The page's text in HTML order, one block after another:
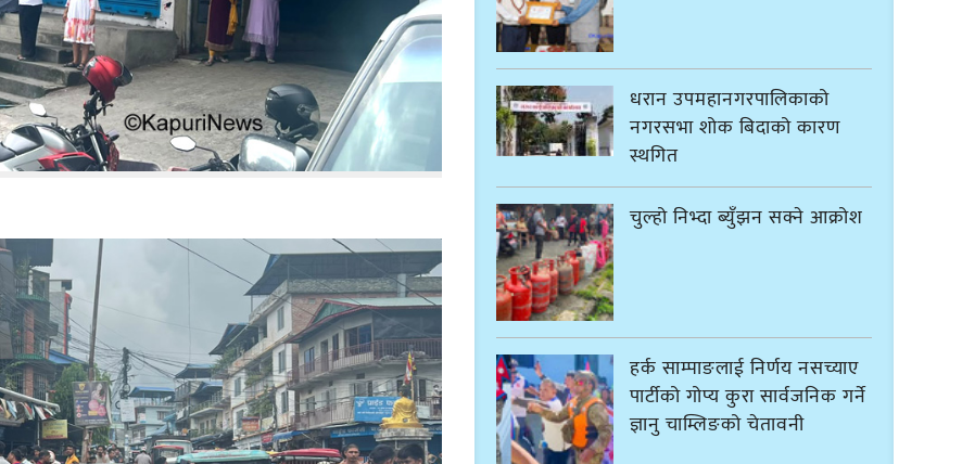
धरान उपमहानगरपालिकाको
नगरसभा शोक बिदाको कारण
स्थगित
चुल्हो निभ्दा ब्युँझन सक्ने आक्रोश
हर्क साम्पाङलाई निर्णय नसच्याए
पार्टीको गोप्य कुरा सार्वजनिक गर्ने
ज्ञानु चाम्लिङको चेतावनी